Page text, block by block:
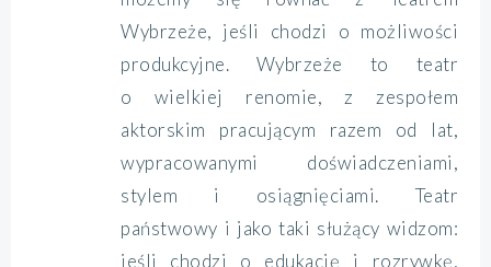
Wybrzeże, jeśli chodzi o możliwości
produkcyjne. Wybrzeże to teatr
o wielkiej renomie, z zespołem
aktorskim pracującym razem od lat,
wypracowanymi doświadczeniami,
stylem i osiągnięciami. Teatr
państwowy i jako taki służący widzom:
jeśli chodzi o edukację i rozrywkę,